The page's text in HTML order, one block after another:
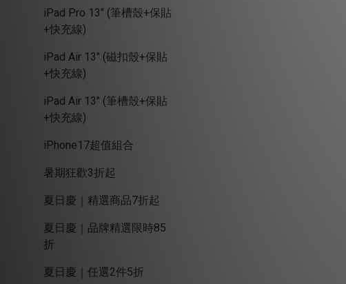
iPad Pro 13" (筆槽殼+保貼
+快充線)
iPad Air 13" (磁扣殼+保貼
+快充線)
iPad Air 13" (筆槽殼+保貼
+快充線)
iPhone17超值組合
暑期狂歡3折起
夏日慶｜精選商品7折起
夏日慶｜品牌精選限時85
折
夏日慶｜任選2件5折